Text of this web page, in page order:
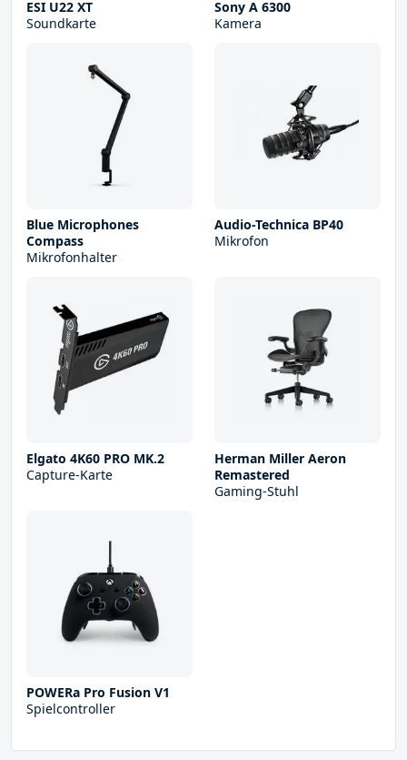
ESI U22 XT
Soundkarte
Sony A 6300
Kamera
Blue Microphones
Compass
Mikrofonhalter
Audio-Technica BP40
Mikrofon
Elgato 4K60 PRO MK.2
Capture-Karte
Herman Miller Aeron
Remastered
Gaming-Stuhl
POWERa Pro Fusion V1
Spielcontroller